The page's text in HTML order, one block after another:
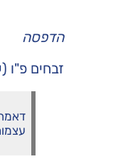
הדפסה
זבחים פ"ו